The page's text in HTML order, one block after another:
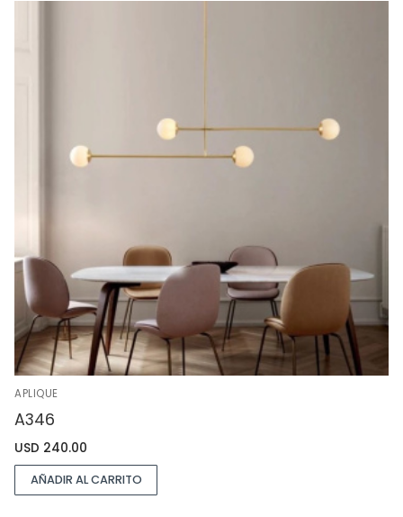
APLIQUE
A346
USD 240.00
AÑADIR AL CARRITO